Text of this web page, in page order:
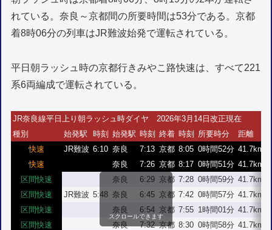
れている。奈良～京都間の所要時間は53分である。京都
着8時06分の列車はJR難波始発で運転されている。
平日朝ラッシュ時の京都行きみやこ路快速は、すべて221
系6両編成で運転されている。
JR奈良線平日上り朝ラッシュ時ダイヤ 2026年3月14日改正現在
種別
始発駅 時刻 始発駅 時刻 終着 時刻 所要時分 距離
快速
JR難波 6:10 奈良 7:13 京都 8:05 0時間52分 41.7km
快速
奈良 7:26 京都 8:17 0時間51分 41.7km
区間快速
奈良 6:29 京都 7:28 0時間59分 41.7km
区間快速
JR難波 5:48 奈良 6:45 京都 7:42 0時間57分 41.7km
区間快速
奈良 6:54 京都 7:55 1時間01分 41.7km
区間快速
奈良 7:32 京都 8:30 0時間58分 41.7km
スクロールできます